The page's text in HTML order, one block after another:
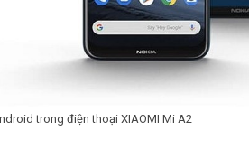
trong điện thoại XIAOMI Mi A2